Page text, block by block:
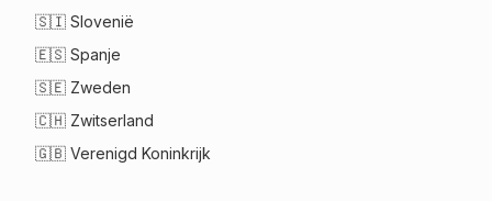
🇸🇮 Slovenië
🇪🇸 Spanje
🇸🇪 Zweden
🇨🇭 Zwitserland
🇬🇧 Verenigd Koninkrijk